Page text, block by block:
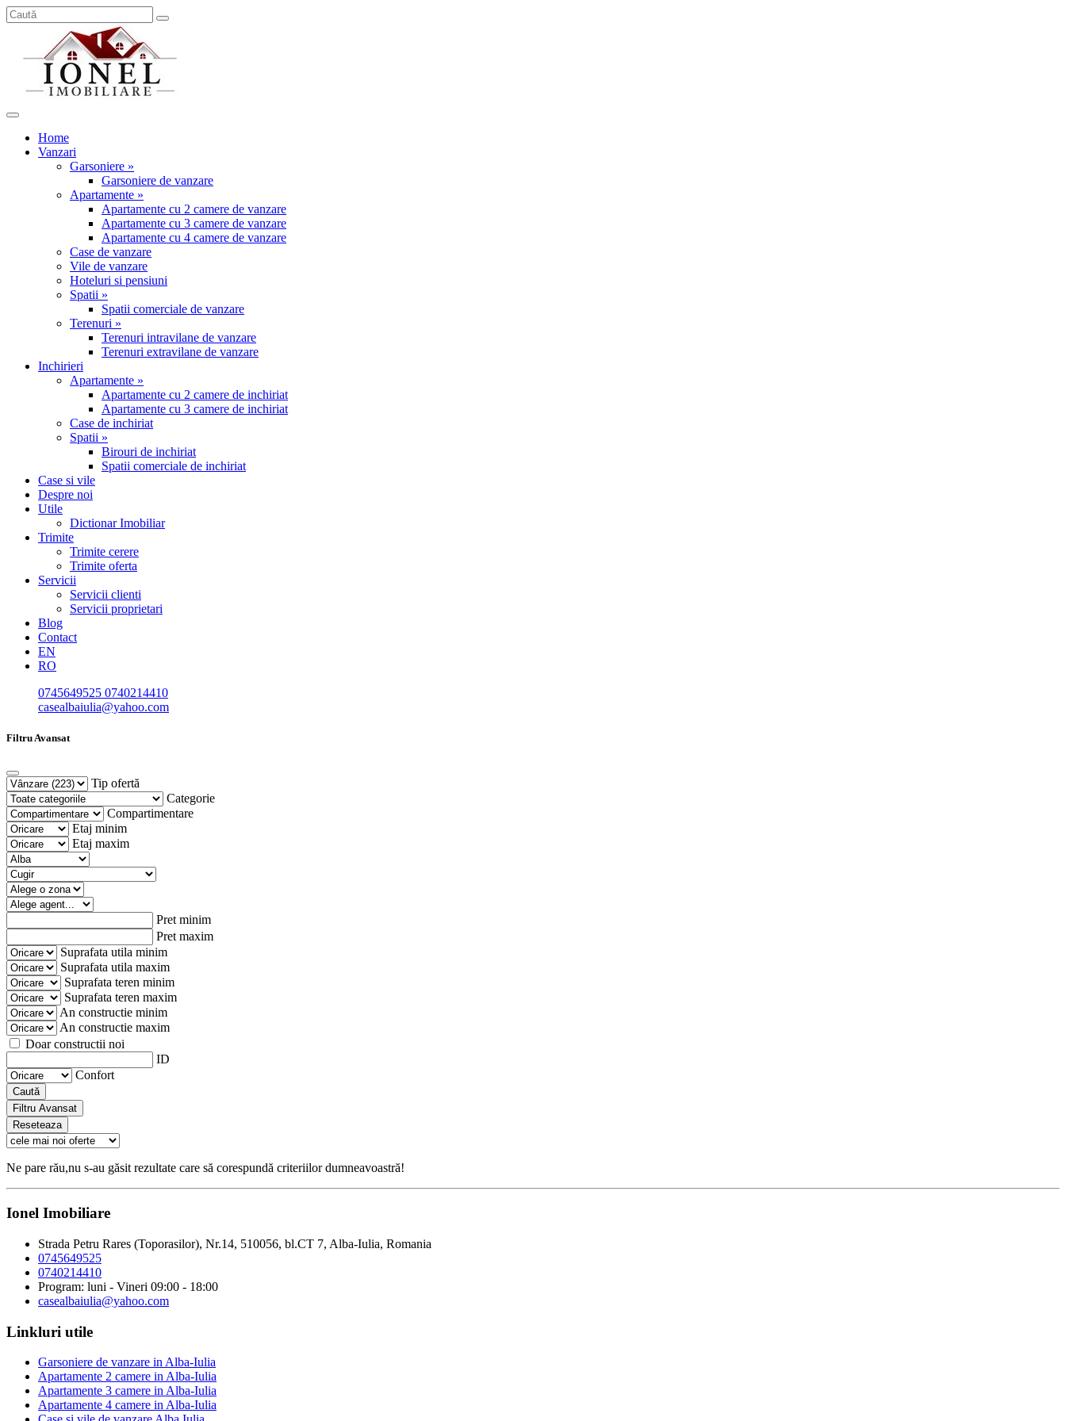
Home
Vanzari
Garsoniere »
Garsoniere de vanzare
Apartamente »
Apartamente cu 2 camere de vanzare
Apartamente cu 3 camere de vanzare
Apartamente cu 4 camere de vanzare
Case de vanzare
Vile de vanzare
Hoteluri si pensiuni
Spatii »
Spatii comerciale de vanzare
Terenuri »
Terenuri intravilane de vanzare
Terenuri extravilane de vanzare
Inchirieri
Apartamente »
Apartamente cu 2 camere de inchiriat
Apartamente cu 3 camere de inchiriat
Case de inchiriat
Spatii »
Birouri de inchiriat
Spatii comerciale de inchiriat
Case si vile
Despre noi
Utile
Dictionar Imobiliar
Trimite
Trimite cerere
Trimite oferta
Servicii
Servicii clienti
Servicii proprietari
Blog
Contact
EN
RO
0745649525 0740214410
casealbaiulia@yahoo.com
Filtru Avansat
Tip ofertă
Categorie
Compartimentare
Etaj minim
Etaj maxim
Pret minim
Pret maxim
Suprafata utila minim
Suprafata utila maxim
Suprafata teren minim
Suprafata teren maxim
An constructie minim
An constructie maxim
Doar constructii noi
ID
Confort
Caută
Filtru Avansat
Reseteaza
Ne pare rău,nu s-au găsit rezultate care să corespundă criteriilor dumneavoastră!
Ionel Imobiliare
Strada Petru Rares (Toporasilor), Nr.14, 510056, bl.CT 7, Alba-Iulia, Romania
0745649525
0740214410
Program: luni - Vineri 09:00 - 18:00
casealbaiulia@yahoo.com
Linkluri utile
Garsoniere de vanzare in Alba-Iulia
Apartamente 2 camere in Alba-Iulia
Apartamente 3 camere in Alba-Iulia
Apartamente 4 camere in Alba-Iulia